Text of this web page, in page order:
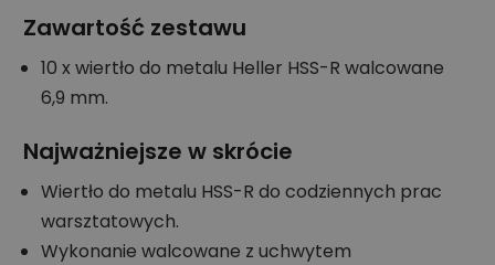
Zawartość zestawu
10 x wiertło do metalu Heller HSS-R walcowane
6,9 mm.
Najważniejsze w skrócie
Wiertło do metalu HSS-R do codziennych prac
warsztatowych.
Wykonanie walcowane z uchwytem